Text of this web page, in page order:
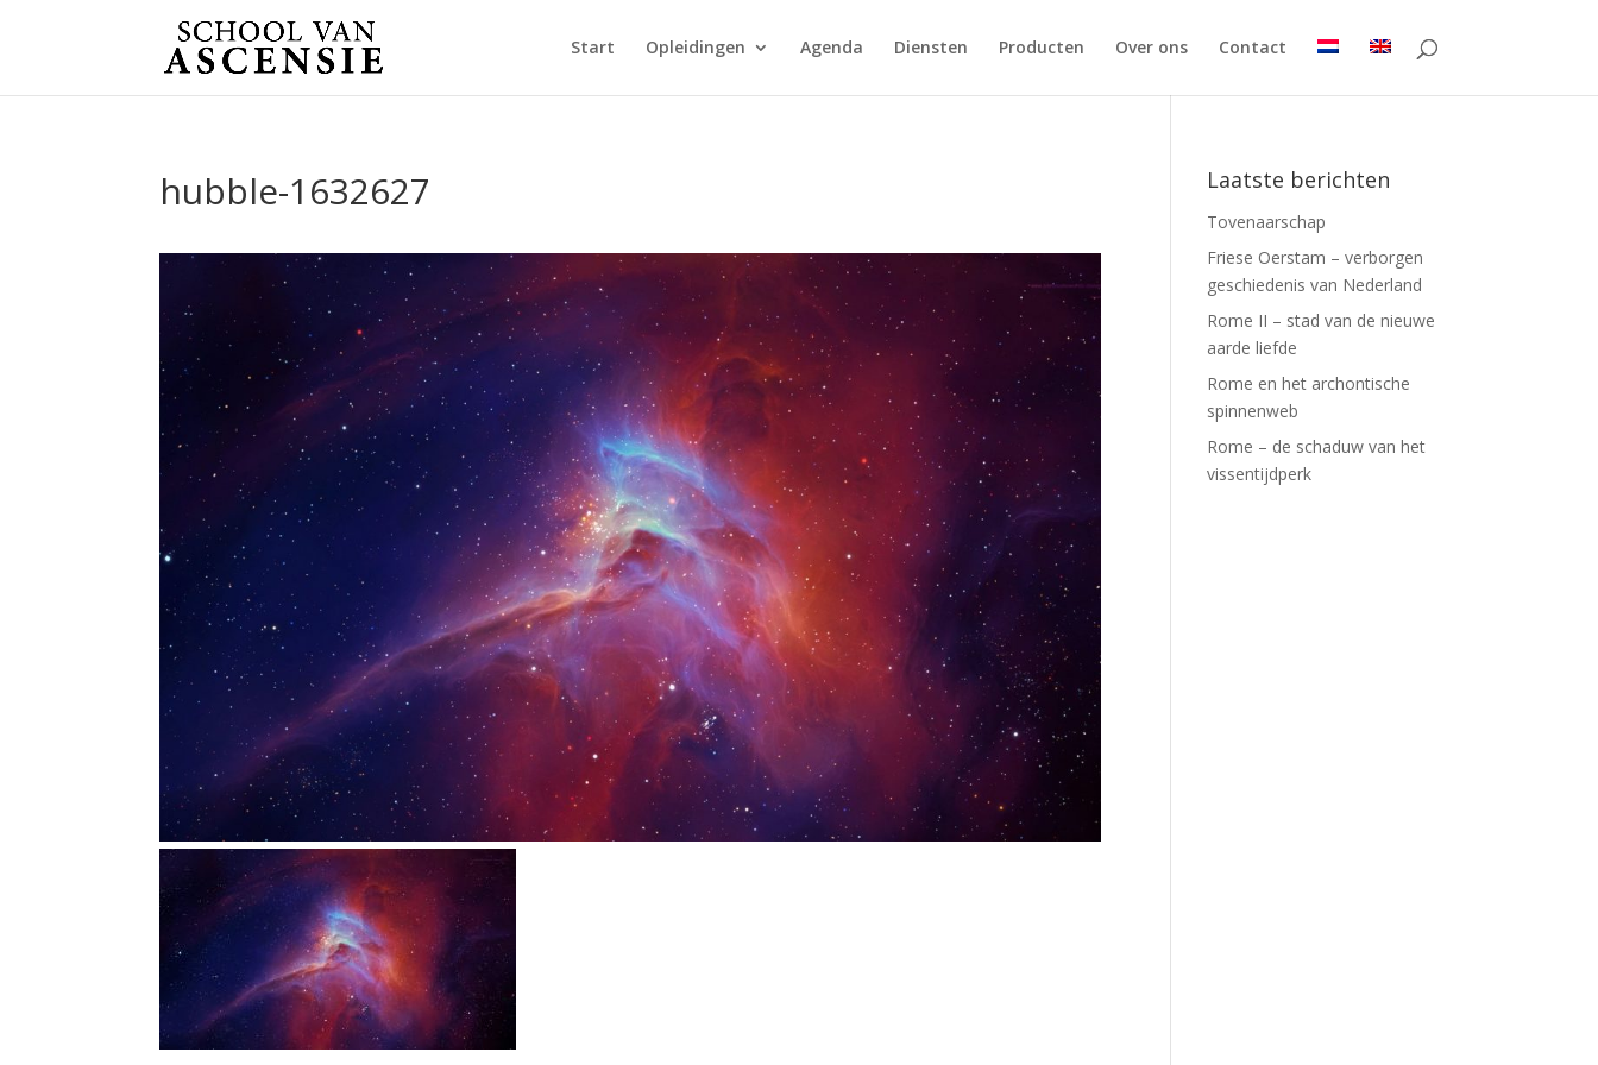
Start Opleidingen Agenda Diensten Producten Over ons Contact
hubble-1632627 Laatste berichten
Tovenaarschap
Friese Oerstam – verborgen
geschiedenis van Nederland
Rome II – stad van de nieuwe
aarde liefde
Rome en het archontische
spinnenweb
Rome – de schaduw van het
vissentijdperk